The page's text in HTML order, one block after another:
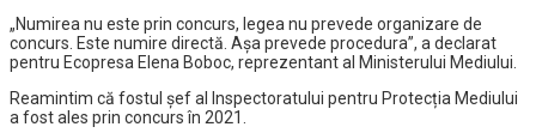
„Numirea nu este prin concurs, legea nu prevede organizare de
concurs. Este numire directă. Așa prevede procedura”, a declarat
pentru Ecopresa Elena Boboc, reprezentant al Ministerului Mediului.
Reamintim că fostul șef al Inspectoratului pentru Protecția Mediului
a fost ales prin concurs în 2021.